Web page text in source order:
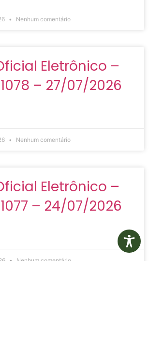
Nenhum comentário
Eletrônico –
– 27/07/2026
Nenhum comentário
Eletrônico –
– 24/07/2026
Nenhum comentário